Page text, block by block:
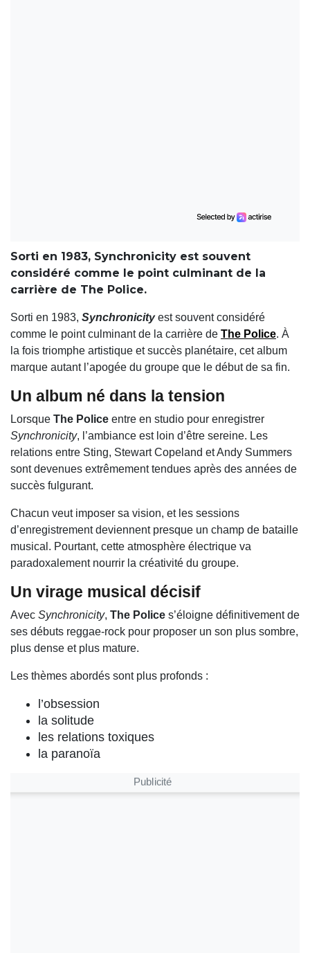
Sorti en 1983, Synchronicity est souvent
considéré comme le point culminant de la
carrière de The Police.
Sorti en 1983, Synchronicityest souvent considéré
comme le point culminant de la carrière de The Police. À
la fois triomphe artistique et succès planétaire, cet album
marque autant l’apogée du groupe que le début de sa fin.
Un album né dans la tension
Lorsque The Police entre en studio pour enregistrer
Synchronicity, l’ambiance est loin d’être sereine. Les
relations entre Sting, Stewart Copeland et Andy Summers
sont devenues extrêmement tendues après des années de
succès fulgurant.
Chacun veut imposer sa vision, et les sessions
d’enregistrement deviennent presque un champ de bataille
musical. Pourtant, cette atmosphère électrique va
paradoxalement nourrir la créativité du groupe.
Un virage musical décisif
Avec Synchronicity, The Police s’éloigne définitivement de
ses débuts reggae-rock pour proposer un son plus sombre,
plus dense et plus mature.
Les thèmes abordés sont plus profonds :
l’obsession
la solitude
les relations toxiques
la paranoïa
Publicité